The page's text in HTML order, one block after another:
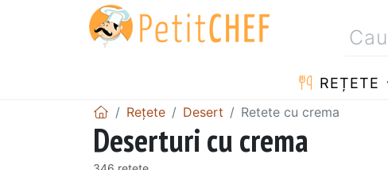
REȚETE
Rețete Desert Retete cu crema
Deserturi cu crema